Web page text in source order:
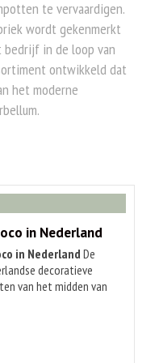
te vervaardigen.
wordt gekenmerkt
in de loop van
ontwikkeld dat
het moderne
in Nederland
in Nederland De
decoratieve
van het midden van